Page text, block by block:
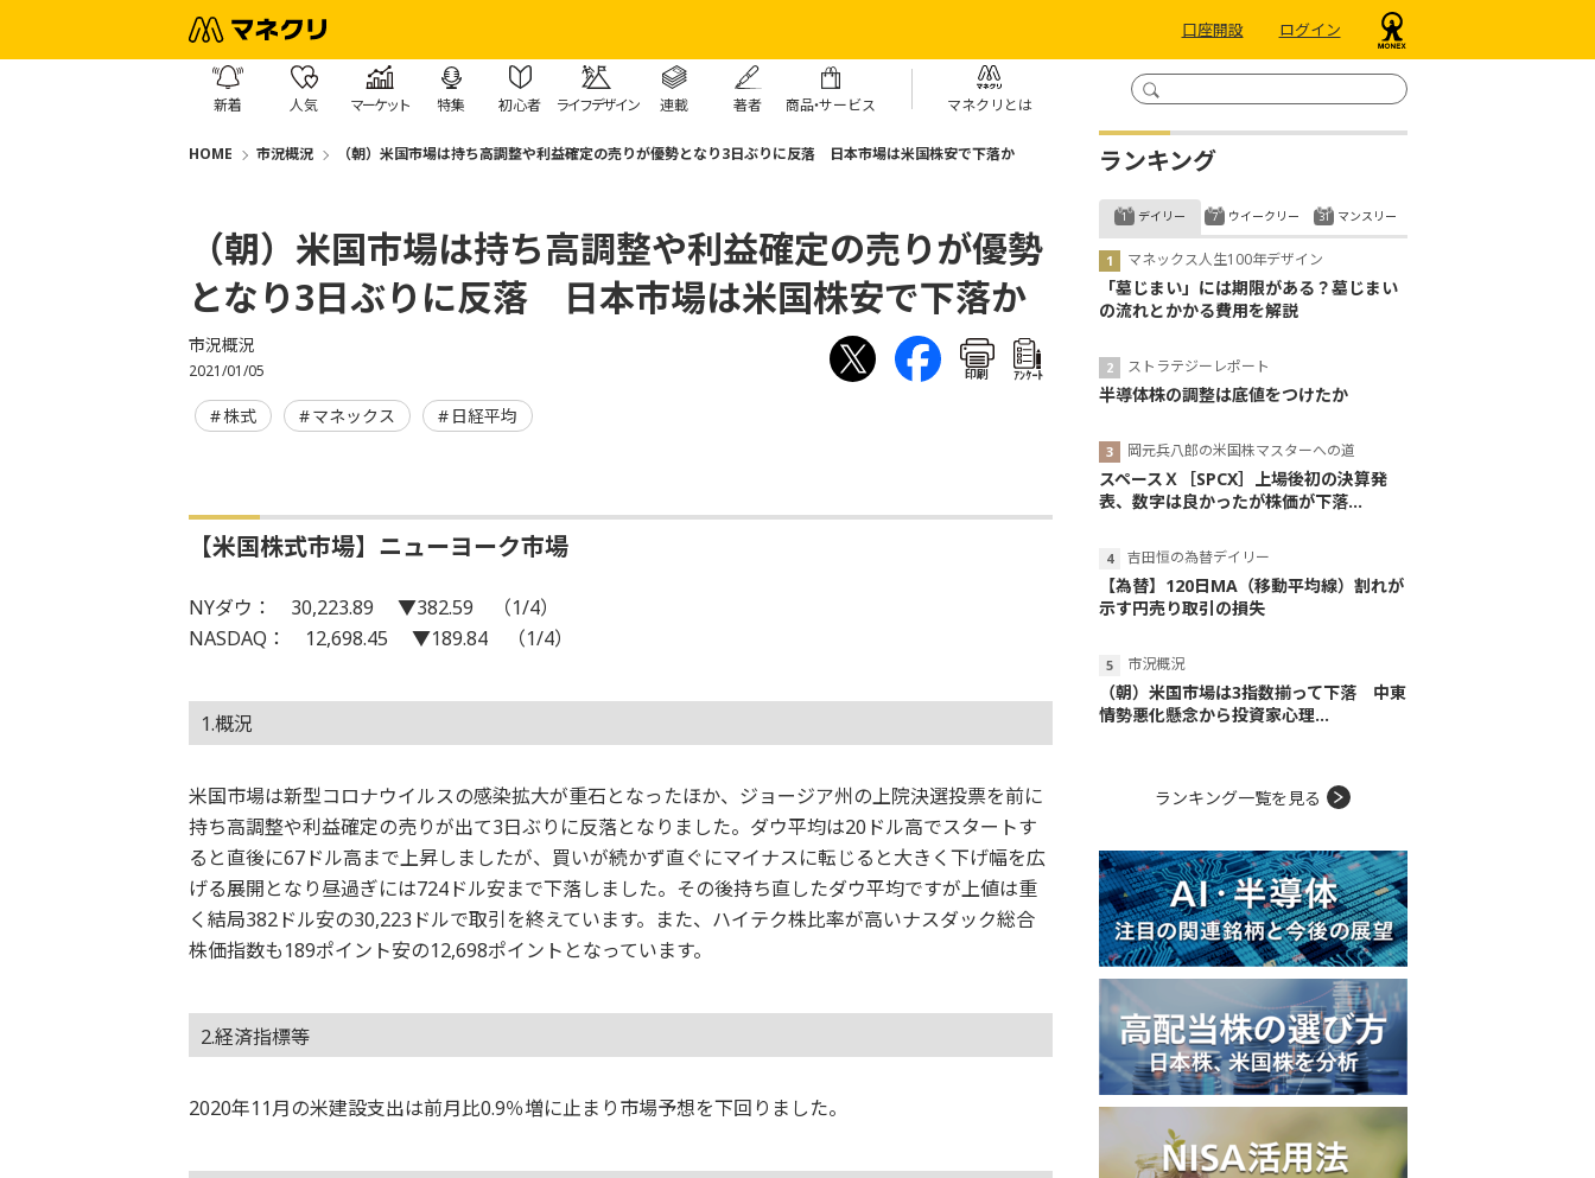
口座開設 ログイン
新着 人気 マーケット 特集 初心者 ライフデザイン 連載 著者 商品・サービス マネクリとは
HOME 市況概況 （朝）米国市場は持ち高調整や利益確定の売りが優勢となり3日ぶりに反落 日本市場は米国株安で下落か
（朝）米国市場は持ち高調整や利益確定の売りが優勢
となり3日ぶりに反落 日本市場は米国株安で下落か
市況概況
2021/01/05 印刷 ｱﾝｹｰﾄ
株式 マネックス 日経平均
【米国株式市場】ニューヨーク市場
NYダウ： 30,223.89 ▼382.59 （1/4）
NASDAQ： 12,698.45 ▼189.84 （1/4）
1.概況
米国市場は新型コロナウイルスの感染拡大が重石となったほか、ジョージア州の上院決選投票を前に
持ち高調整や利益確定の売りが出て3日ぶりに反落となりました。ダウ平均は20ドル高でスタートす
ると直後に67ドル高まで上昇しましたが、買いが続かず直ぐにマイナスに転じると大きく下げ幅を広
げる展開となり昼過ぎには724ドル安まで下落しました。その後持ち直したダウ平均ですが上値は重
く結局382ドル安の30,223ドルで取引を終えています。また、ハイテク株比率が高いナスダック総合
株価指数も189ポイント安の12,698ポイントとなっています。
2.経済指標等
2020年11月の米建設支出は前月比0.9％増に止まり市場予想を下回りました。
ランキング
デイリー
マネックス人生100年デザイン
「墓じまい」には期限がある？墓じまい
の流れとかかる費用を解説
ストラテジーレポート
半導体株の調整は底値をつけたか
岡元兵八郎の米国株マスターへの道
スペースＸ［SPCX］上場後初の決算発
表、数字は良かったが株価が下落...
吉田恒の為替デイリー
【為替】120日MA（移動平均線）割れが
示す円売り取引の損失
市況概況
（朝）米国市場は3指数揃って下落 中東
情勢悪化懸念から投資家心理...
ウイークリー マンスリー
ランキング一覧を見る